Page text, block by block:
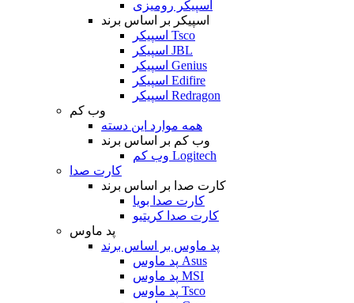
اسپیکر رومیزی
اسپیکر بر اساس برند
اسپیکر Tsco
اسپیکر JBL
اسپیکر Genius
اسپیکر Edifire
اسپیکر Redragon
وب کم
همه موارد این دسته
وب کم بر اساس برند
وب کم Logitech
کارت صدا
کارت صدا بر اساس برند
کارت صدا بویا
کارت صدا کریتیو
پد ماوس
پد ماوس بر اساس برند
پد ماوس Asus
پد ماوس MSI
پد ماوس Tsco